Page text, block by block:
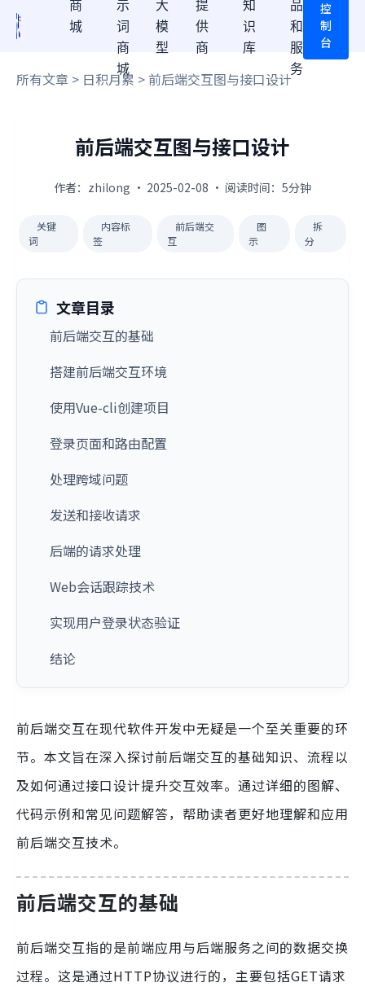
商
城
示
词
商
城
大
模
型
提
供
商
知
识
库
品
和
服
务
控
制
台
所有文章 > 日积月累 > 前后端交互图与接口设计
前后端交互图与接口设计
作者：zhilong · 2025-02-08 · 阅读时间：5分钟
关键
词
内容标
签
前后端交
互
图
示
拆
分
文章目录
前后端交互的基础
搭建前后端交互环境
使用Vue-cli创建项目
登录页面和路由配置
处理跨域问题
发送和接收请求
后端的请求处理
Web会话跟踪技术
实现用户登录状态验证
结论
前后端交互在现代软件开发中无疑是一个至关重要的环
节。本文旨在深入探讨前后端交互的基础知识、流程以
及如何通过接口设计提升交互效率。通过详细的图解、
代码示例和常见问题解答，帮助读者更好地理解和应用
前后端交互技术。
前后端交互的基础
前后端交互指的是前端应用与后端服务之间的数据交换
过程。这是通过HTTP协议进行的，主要包括GET请求